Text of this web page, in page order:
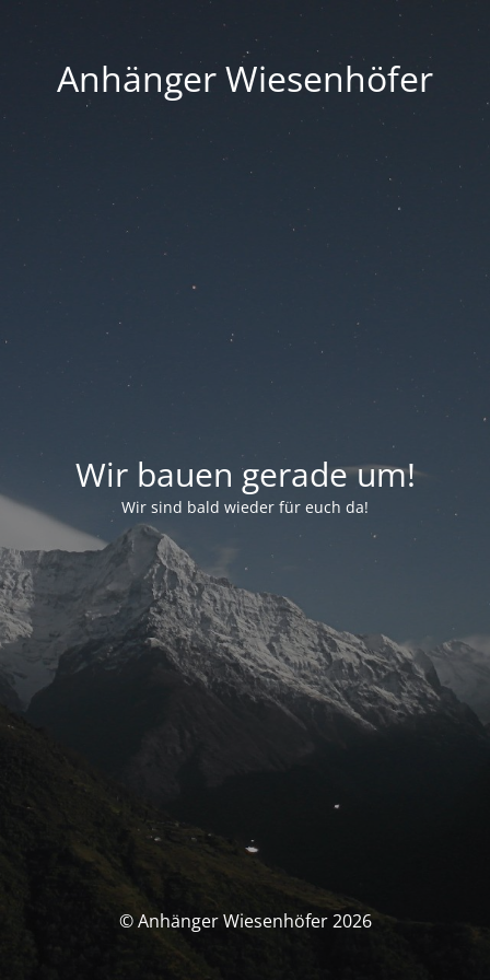
Anhänger Wiesenhöfer
Wir bauen gerade um!
Wir sind bald wieder für euch da!
© Anhänger Wiesenhöfer 2026